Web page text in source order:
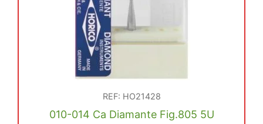
REF: HO21428
010-014 Ca Diamante Fig.805 5U